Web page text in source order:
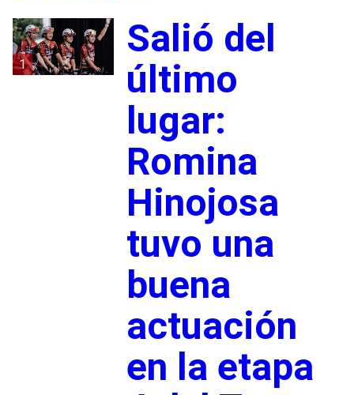
1
Salió del
último
lugar:
Romina
Hinojosa
tuvo una
buena
actuación
en la etapa